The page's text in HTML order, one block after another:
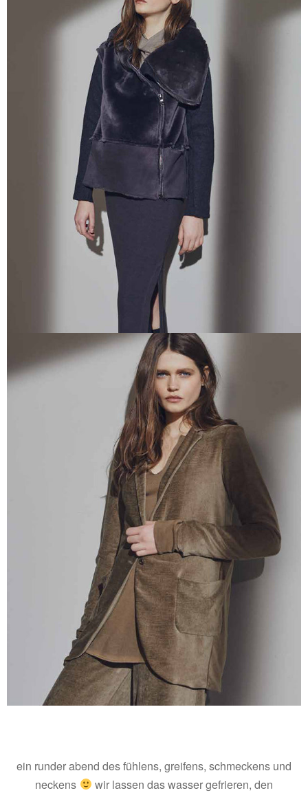
ein runder abend des fühlens, greifens, schmeckens und
neckens
wir lassen das wasser gefrieren, den